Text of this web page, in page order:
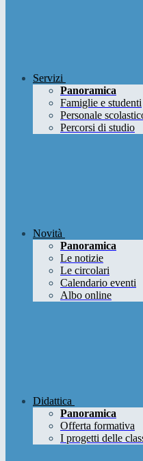
Servizi
Panoramica
Famiglie e studenti
Personale
Percorsi di studio
Novità
Panoramica
Le notizie
Le circolari
Calendario eventi
Albo online
Didattica
Panoramica
Offerta formativa
I progetti delle